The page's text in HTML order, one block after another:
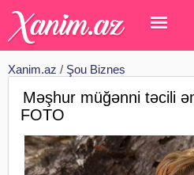
Xanim.az / Şou Biznes
Məşhur müğənni təcili
FOTO